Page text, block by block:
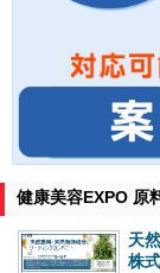
健康美容EXPO 原
天
株